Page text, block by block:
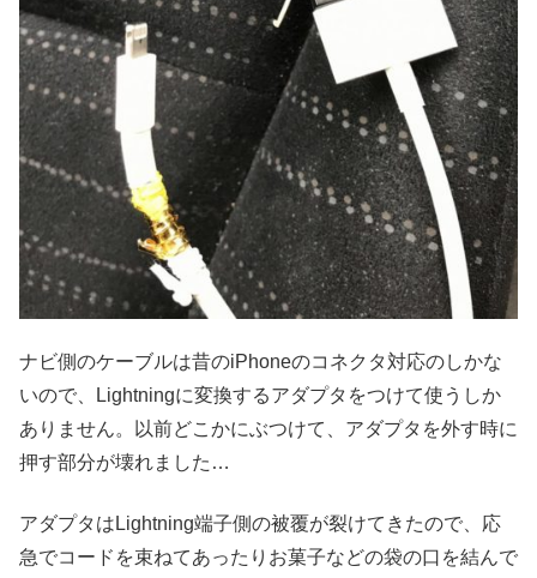
ナビ側のケーブルは昔のiPhoneのコネクタ対応のしかな
いので、Lightningに変換するアダプタをつけて使うしか
ありません。以前どこかにぶつけて、アダプタを外す時に
押す部分が壊れました…
アダプタはLightning端子側の被覆が裂けてきたので、応
急でコードを束ねてあったりお菓子などの袋の口を結んで